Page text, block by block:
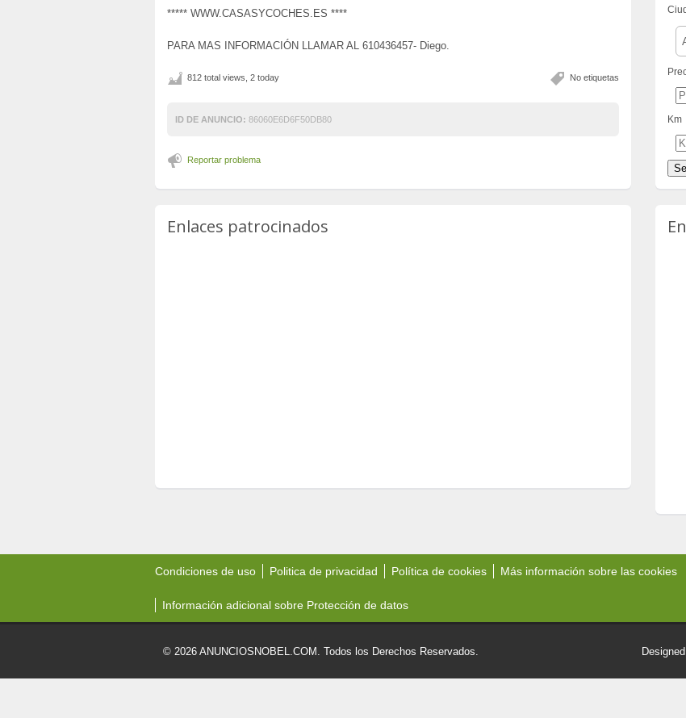
***** WWW.CASASYCOCHES.ES ****
PARA MAS INFORMACIÓN LLAMAR AL 610436457- Diego.
No etiquetas
812 total views, 2 today
ID DE ANUNCIO: 86060E6D6F50DB80
Reportar problema
Enlaces patrocinados
Km
Condiciones de uso Politica de privacidad Política de cookies Más información sobre las cookies
Información adicional sobre Protección de datos
© 2026 ANUNCIOSNOBEL.COM. Todos los Derechos Reservados.